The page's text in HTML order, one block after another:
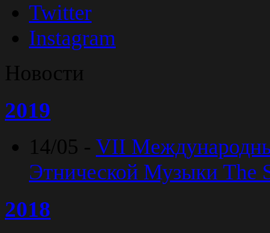
Twitter
Instagram
Новости
2019
14/05 - VII
Этнической Музыки The
2018